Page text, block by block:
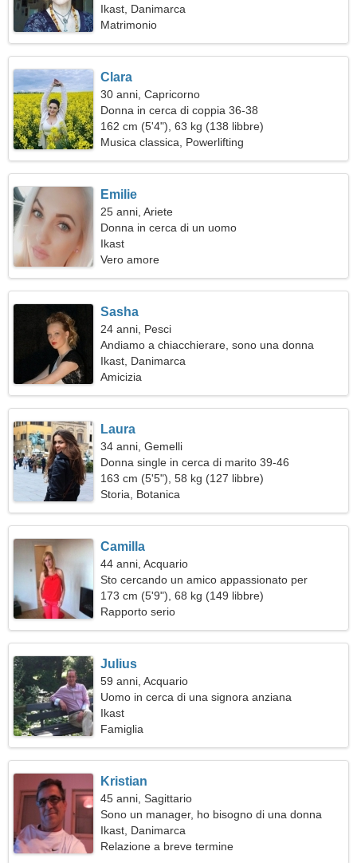
Ikast, Danimarca
Matrimonio
Clara
30 anni, Capricorno
Donna in cerca di coppia 36-38
162 cm (5'4"), 63 kg (138 libbre)
Musica classica, Powerlifting
Emilie
25 anni, Ariete
Donna in cerca di un uomo
Ikast
Vero amore
Sasha
24 anni, Pesci
Andiamo a chiacchierare, sono una donna
gentile
Ikast, Danimarca
Amicizia
Laura
34 anni, Gemelli
Donna single in cerca di marito 39-46
163 cm (5'5"), 58 kg (127 libbre)
Storia, Botanica
Camilla
44 anni, Acquario
Sto cercando un amico appassionato per
viaggiare insieme
173 cm (5'9"), 68 kg (149 libbre)
Rapporto serio
Julius
59 anni, Acquario
Uomo in cerca di una signora anziana
Ikast
Famiglia
Kristian
45 anni, Sagittario
Sono un manager, ho bisogno di una donna
straordinaria
Ikast, Danimarca
Relazione a breve termine